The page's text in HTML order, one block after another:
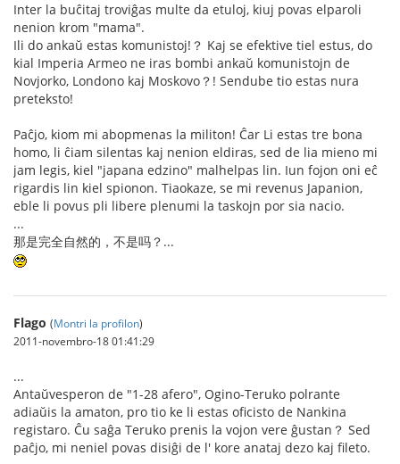
Inter la buĉitaj troviĝas multe da etuloj, kiuj povas elparoli
nenion krom "mama".
Ili do ankaŭ estas komunistoj!？ Kaj se efektive tiel estus, do
kial Imperia Armeo ne iras bombi ankaŭ komunistojn de
Novjorko, Londono kaj Moskovo？! Sendube tio estas nura
preteksto!
Paĉjo, kiom mi abopmenas la militon! Ĉar Li estas tre bona
homo, li ĉiam silentas kaj nenion eldiras, sed de lia mieno mi
jam legis, kiel "japana edzino" malhelpas lin. Iun fojon oni eĉ
rigardis lin kiel spionon. Tiaokaze, se mi revenus Japanion,
eble li povus pli libere plenumi la taskojn por sia nacio.
...
那是完全自然的，不是吗？...
Flago (Montri la profilon)
2011-novembro-18 01:41:29
...
Antaŭvesperon de "1-28 afero", Ogino-Teruko polrante
adiaŭis la amaton, pro tio ke li estas oficisto de Nankina
registaro. Ĉu saĝa Teruko prenis la vojon vere ĝustan？ Sed
paĉjo, mi neniel povas disiĝi de l' kore anataj dezo kaj fileto.